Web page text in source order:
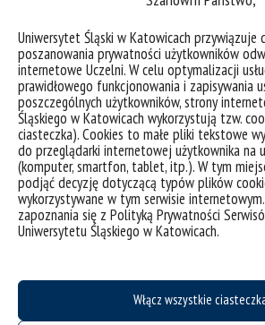
Uniwersytet Śląski w Katowicach przywiązuje
poszanowania prywatności użytkowników
internetowe Uczelni. W celu optymalizacji
prawidłowego funkcjonowania i zapisywania
poszczególnych użytkowników, strony
Śląskiego w Katowicach wykorzystują tzw.
ciasteczka). Cookies to małe pliki tekstowe
do przeglądarki internetowej użytkownika na
(komputer, smartfon, tablet, itp.). W tym
podjąć decyzję dotyczącą typów plików
wykorzystywane w tym serwisie
zapoznania się z Polityką Prywatności
Uniwersytetu Śląskiego w Katowicach.
Włącz wszystkie
BARCZYK MARZENA
BARDZIŃSKI WALDEMAR
BIEGUN IWONA
BIELEC-BĄKOWSKA ZUZANNA
BIENIASZ ANNA